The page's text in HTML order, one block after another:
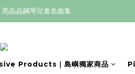
晶晶鋼琴兒童名曲集
Products｜島嶼獨家商品